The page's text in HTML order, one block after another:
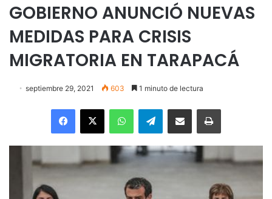
GOBIERNO ANUNCIÓ NUEVAS
MEDIDAS PARA CRISIS
MIGRATORIA EN TARAPACÁ
septiembre 29, 2021 603 1 minuto de lectura
Facebook
X WhatsAppTelegramEnviar vía email Imprimir